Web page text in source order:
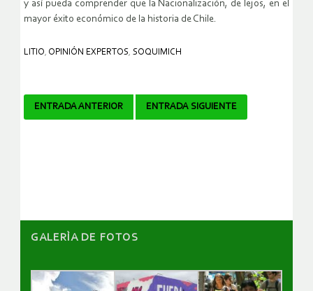
y así pueda comprender que la Nacionalización, de lejos, en el
mayor éxito económico de la historia de Chile.
LITIO, OPINIÓN EXPERTOS, SOQUIMICH
Navegador
ENTRADA ANTERIOR ENTRADA SIGUIENTE
GALERÌA DE FOTOS